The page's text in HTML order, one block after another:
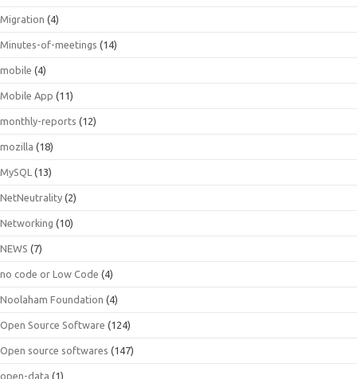
Migration (4)
Minutes-of-meetings (14)
mobile (4)
Mobile App (11)
monthly-reports (12)
mozilla (18)
MySQL (13)
NetNeutrality (2)
Networking (10)
NEWS (7)
no code or Low Code (4)
Noolaham Foundation (4)
Open Source Software (124)
Open source softwares (147)
open-data (1)